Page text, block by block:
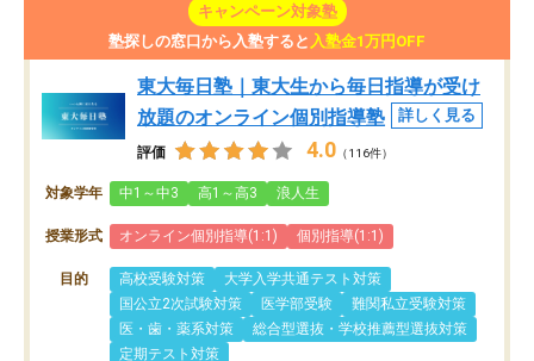
キャンペーン対象塾
塾探しの窓口から入塾すると 入塾金1万円OFF
東大毎日塾｜東大生から毎日指導が受け
放題のオンライン個別指導塾
詳しく見る
評価 4.0 （116件）
対象学年 中1～中3 高1～高3 浪人生
授業形式 オンライン個別指導(1:1) 個別指導(1:1)
目的 高校受験対策
大学入学共通テスト対策
国公立2次試験対策
医学部受験
難関私立受験対策
医・歯・薬系対策
総合型選抜・学校推薦型選抜対策
定期テスト対策